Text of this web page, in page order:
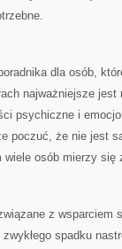
dla osób,
najważniejsze
psychiczne i
poczuć, że nie jest
osób mierzy się
z wsparciem
spadku